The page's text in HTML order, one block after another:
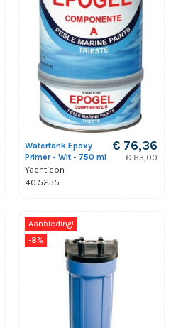
Watertank Epoxy
Primer - Wit - 750 ml
Yachticon
40.5235
€ 76,36
€ 83,00
Aanbieding!
-8%